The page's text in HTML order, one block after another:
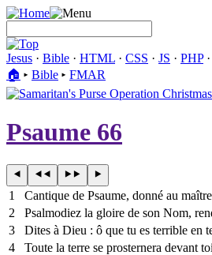
Jesus · Bible · HTML · CSS · JS · PHP·
🏠︎ ▸ Bible ▸ FMAR
Psaume 66
1
Cantique de Psaume, donné au
2
Psalmodiez la gloire de son Nom,
3
Dites à Dieu : ô que tu es terrible en
4
Toute la terre se prosternera devant